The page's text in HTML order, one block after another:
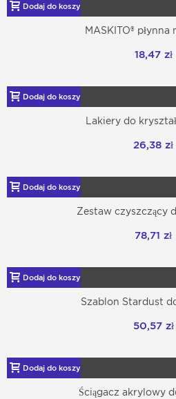
Dodaj do koszyka
MASKITO® płynna
18,47 zł
Dodaj do koszyka
Lakiery do
26,38 zł
Dodaj do koszyka
Zestaw czyszczący
78,71 zł
Dodaj do koszyka
Szablon Stardust
50,57 zł
Dodaj do koszyka
Ściągacz akrylowy